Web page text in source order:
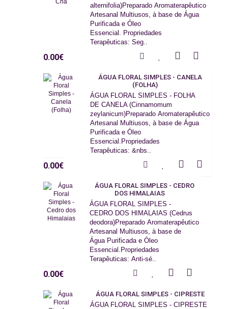
alternifolia)Preparado Aromaterapêutico
Artesanal Multiusos, à base de Água
Purificada e Óleo
Essencial. Propriedades
Terapêuticas: Seg..
0.00€
ÁGUA FLORAL SIMPLES - CANELA
(FOLHA)
ÁGUA FLORAL SIMPLES - FOLHA
DE CANELA (Cinnamomum
zeylanicum)Preparado Aromaterapêutico
Artesanal Multiusos, à base de Água
Purificada e Óleo
Essencial.Propriedades
Terapêuticas: &nbs..
0.00€
ÁGUA FLORAL SIMPLES - CEDRO
DOS HIMALAIAS
ÁGUA FLORAL SIMPLES -
CEDRO DOS HIMALAIAS (Cedrus
deodora)Preparado Aromaterapêutico
Artesanal Multiusos, à base de
Água Purificada e Óleo
Essencial.Propriedades
Terapêuticas: Anti-sé..
0.00€
ÁGUA FLORAL SIMPLES - CIPRESTE
ÁGUA FLORAL SIMPLES - CIPRESTE